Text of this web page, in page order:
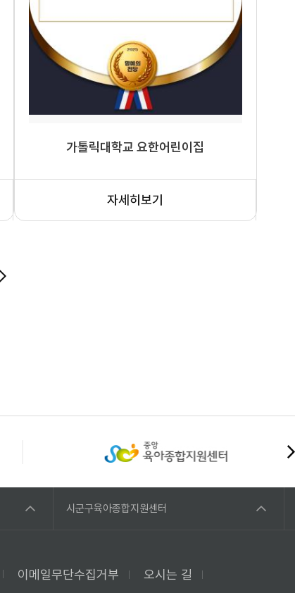
가톨릭대학교 요한어린이집
자세히보기
시군구육아종합지원센터
이메일무단수집거부 오시는 길